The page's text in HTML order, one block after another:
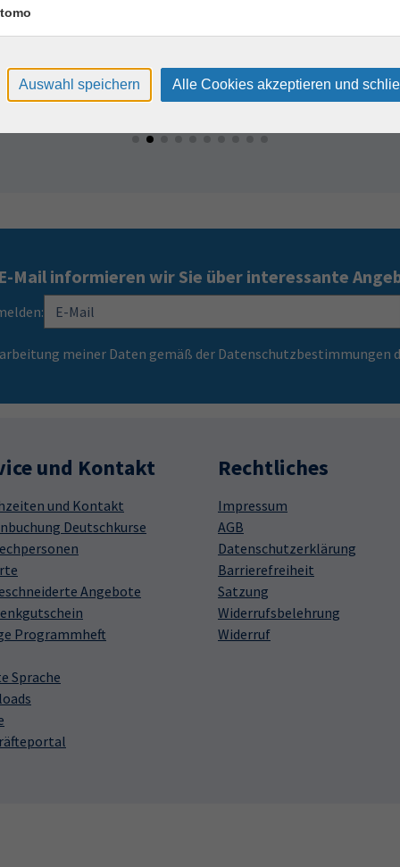
Mail informieren wir Sie über interessante
meiner Daten gemäß der Datenschutzbestimmungen
und Kontakt
und Kontakt
Deutschkurse
Angebote
Programmheft
Sprache
Rechtliches
Impressum
AGB
Datenschutzerklärung
Barrierefreiheit
Satzung
Widerrufsbelehrung
Widerruf
Auswahl speichern Alle Cookies akzeptieren und